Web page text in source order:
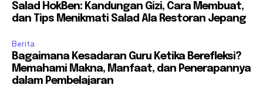
Salad HokBen: Kandungan Gizi, Cara Membuat,
dan Tips Menikmati Salad Ala Restoran Jepang
Berita
Bagaimana Kesadaran Guru Ketika Berefleksi?
Memahami Makna, Manfaat, dan Penerapannya
dalam Pembelajaran